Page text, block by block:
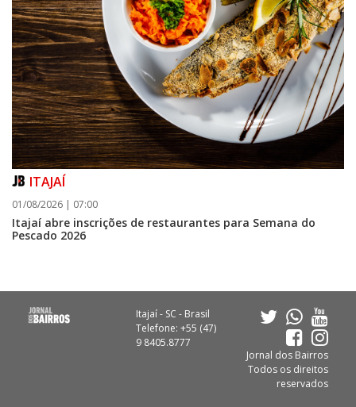
ITAJAÍ
01/08/2026 | 07:00
Itajaí abre inscrições de restaurantes para Semana do
Pescado 2026
Itajaí - SC - Brasil
Telefone: +55 (47)
9 8405.8777
Jornal dos Bairros
Todos os direitos
reservados